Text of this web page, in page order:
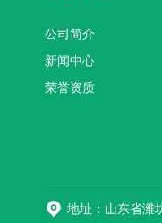
公司简介
新闻中心
荣誉资质